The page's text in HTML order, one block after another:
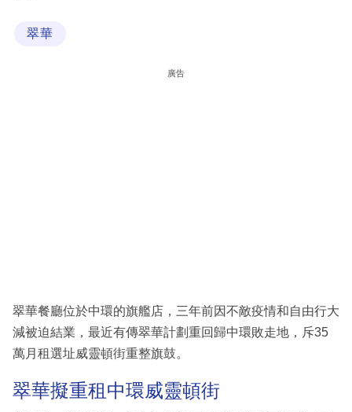
翠華
廣告
翠華餐廳位於中環的旗艦店，三年前因不敵疫情和自由行大
減被迫結業，最近有傳翠華計劃重回歸中環敗走地，斥35
萬月租選址威靈頓街重整旗鼓。
翠華擬重租中環威靈頓街